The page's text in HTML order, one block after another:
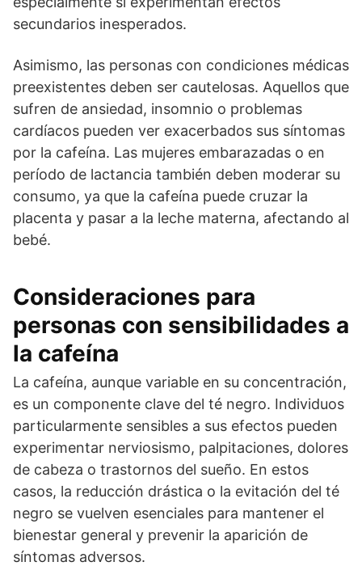
secundarios inesperados.
Asimismo, las personas con condiciones médicas
preexistentes deben ser cautelosas. Aquellos que
sufren de ansiedad, insomnio o problemas
cardíacos pueden ver exacerbados sus síntomas
por la cafeína. Las mujeres embarazadas o en
período de lactancia también deben moderar su
consumo, ya que la cafeína puede cruzar la
placenta y pasar a la leche materna, afectando al
bebé.
Consideraciones para
personas con sensibilidades a
la cafeína
La cafeína, aunque variable en su concentración,
es un componente clave del té negro. Individuos
particularmente sensibles a sus efectos pueden
experimentar nerviosismo, palpitaciones, dolores
de cabeza o trastornos del sueño. En estos
casos, la reducción drástica o la evitación del té
negro se vuelven esenciales para mantener el
bienestar general y prevenir la aparición de
síntomas adversos.